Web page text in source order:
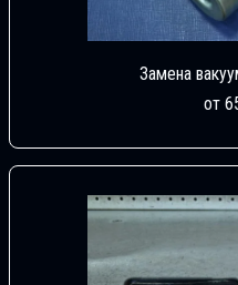
Замена
от